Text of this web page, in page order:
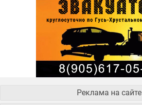
Реклама на сайте